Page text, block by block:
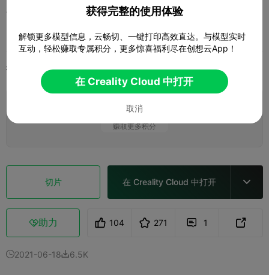
辉辉
打印配置 添加 微缩模型  角色与怪物
添加打印配置
赚取更多积分
切片 在 Creality Cloud 中打开 
助力 104 271  1 
2021-06-186.5K
获得完整的使用体验
解锁更多模型信息，云畅切、一键打印高效直达。与模型实时
互动，轻松赚取专属积分，更多惊喜福利尽在创想云App！
在 Creality Cloud 中打开
取消